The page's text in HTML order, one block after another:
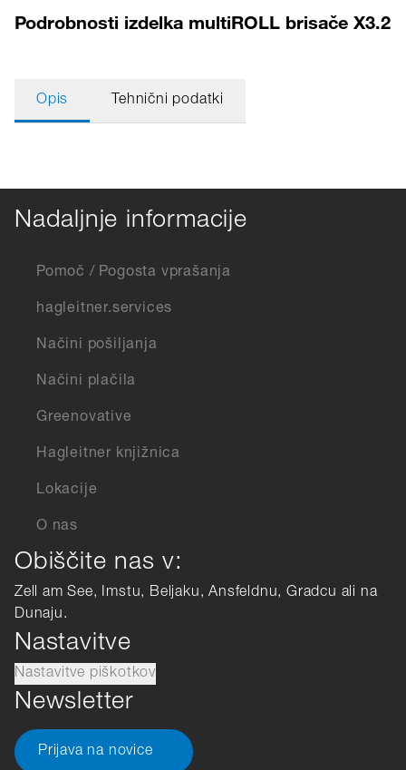
Podrobnosti izdelka multiROLL brisače X3.2
Opis Tehnični podatki
Nadaljnje informacije
Pomoč / Pogosta vprašanja
hagleitner.services
Načini pošiljanja
Načini plačila
Greenovative
Hagleitner knjižnica
Lokacije
O nas
Obiščite nas v:
Zell am See, Imstu, Beljaku, Ansfeldnu, Gradcu ali na
Dunaju.
Nastavitve
Nastavitve piškotkov
Newsletter
Prijava na novice